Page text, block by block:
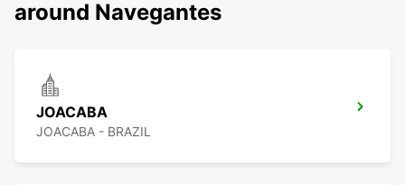
around Navegantes
JOACABA
JOACABA - BRAZIL